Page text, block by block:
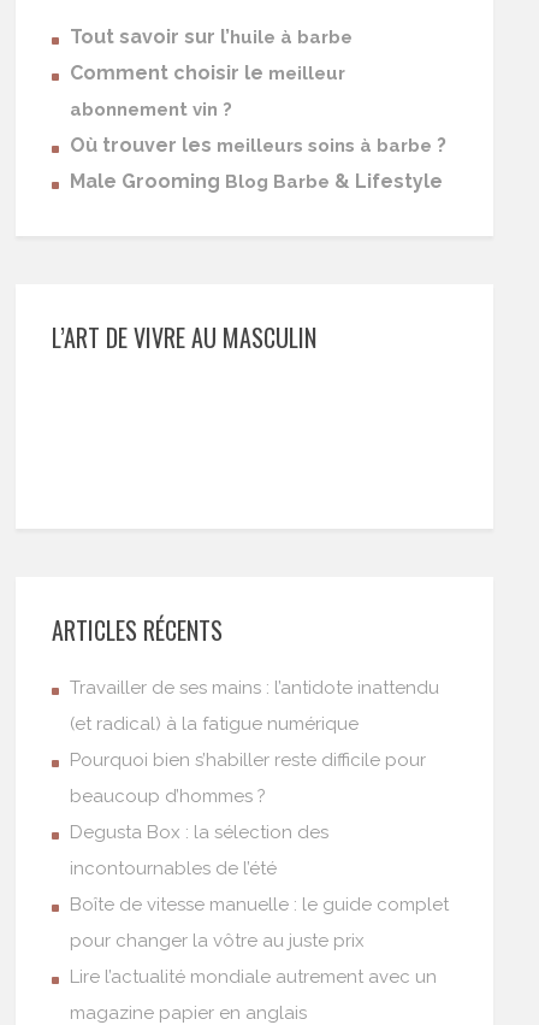
Tout savoir sur l’huile à barbe
Comment choisir le meilleur
abonnement vin ?
Où trouver les meilleurs soins à barbe ?
Male Grooming Blog Barbe & Lifestyle
L’ART DE VIVRE AU MASCULIN
ARTICLES RÉCENTS
Travailler de ses mains : l’antidote inattendu
(et radical) à la fatigue numérique
Pourquoi bien s’habiller reste difficile pour
beaucoup d’hommes ?
Degusta Box : la sélection des
incontournables de l’été
Boîte de vitesse manuelle : le guide complet
pour changer la vôtre au juste prix
Lire l’actualité mondiale autrement avec un
magazine papier en anglais